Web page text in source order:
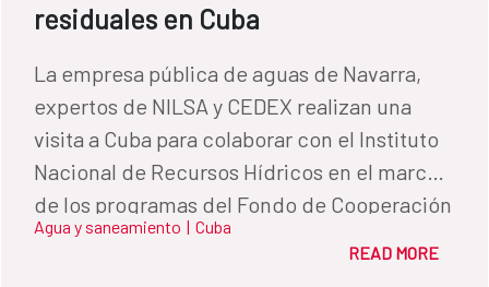
residuales en Cuba
La empresa pública de aguas de Navarra,
expertos de NILSA y CEDEX realizan una
visita a Cuba para colaborar con el Instituto
Nacional de Recursos Hídricos en el marco
de los programas del Fondo de Cooperación
para Agua y Saneamiento.
Agua y saneamiento | Cuba
READ MORE